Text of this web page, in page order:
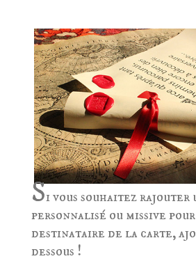
Si vous souhaitez rajouter
personnalisé ou missive
destinataire de la carte,
dessous !